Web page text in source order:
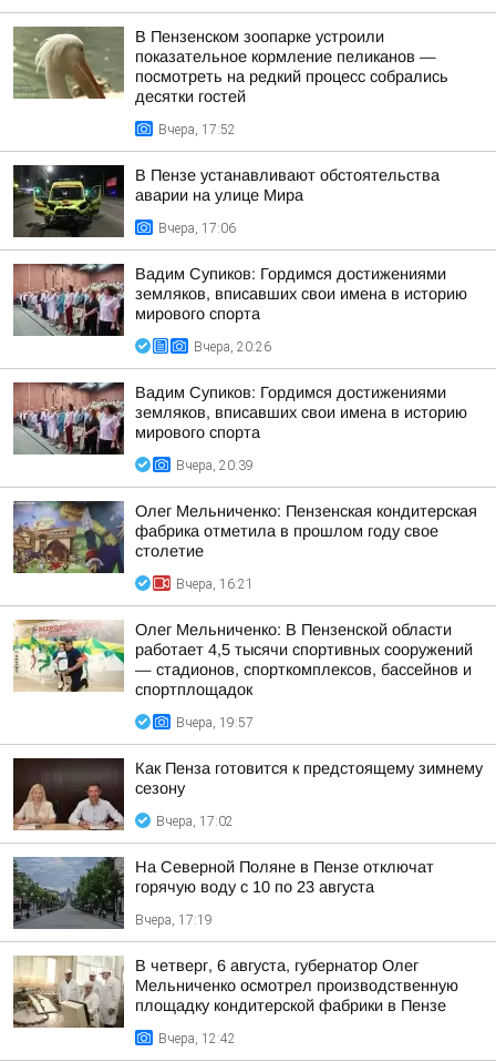
В Пензенском зоопарке устроили
показательное кормление пеликанов —
посмотреть на редкий процесс собрались
десятки гостей
Вчера, 17:52
В Пензе устанавливают обстоятельства
аварии на улице Мира
Вчера, 17:06
Вадим Супиков: Гордимся достижениями
земляков, вписавших свои имена в историю
мирового спорта
Вчера, 20:26
Вадим Супиков: Гордимся достижениями
земляков, вписавших свои имена в историю
мирового спорта
Вчера, 20:39
Олег Мельниченко: Пензенская кондитерская
фабрика отметила в прошлом году свое
столетие
Вчера, 16:21
Олег Мельниченко: В Пензенской области
работает 4,5 тысячи спортивных сооружений
— стадионов, спорткомплексов, бассейнов и
спортплощадок
Вчера, 19:57
Как Пенза готовится к предстоящему зимнему
сезону
Вчера, 17:02
На Северной Поляне в Пензе отключат
горячую воду с 10 по 23 августа
Вчера, 17:19
В четверг, 6 августа, губернатор Олег
Мельниченко осмотрел производственную
площадку кондитерской фабрики в Пензе
Вчера, 12:42